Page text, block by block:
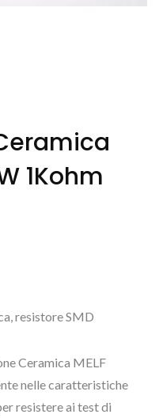
1Kohm
resistore SMD
Ceramica MELF
nelle caratteristiche
resistere ai test di